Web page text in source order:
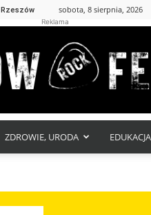
Rzeszów sobota, 8 sierpnia, 2026
Reklama
ZDROWIE, URODA EDUKACJA